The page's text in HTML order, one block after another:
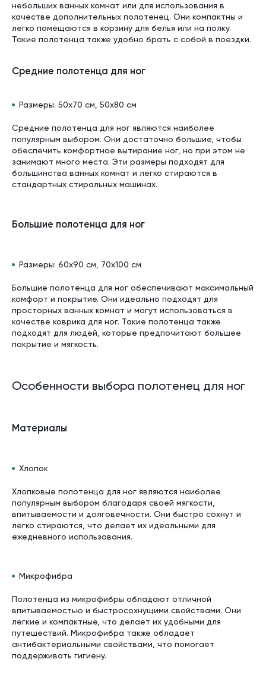
небольших ванных комнат или для использования в
качестве дополнительных полотенец. Они компактны и
легко помещаются в корзину для белья или на полку.
Такие полотенца также удобно брать с собой в поездки.
Средние полотенца для ног
Размеры: 50x70 см, 50x80 см
Средние полотенца для ног являются наиболее
популярным выбором. Они достаточно большие, чтобы
обеспечить комфортное вытирание ног, но при этом не
занимают много места. Эти размеры подходят для
большинства ванных комнат и легко стираются в
стандартных стиральных машинах.
Большие полотенца для ног
Размеры: 60x90 см, 70x100 см
Большие полотенца для ног обеспечивают максимальный
комфорт и покрытие. Они идеально подходят для
просторных ванных комнат и могут использоваться в
качестве коврика для ног. Такие полотенца также
подходят для людей, которые предпочитают большее
покрытие и мягкость.
Особенности выбора полотенец для ног
Материалы
Хлопок
Хлопковые полотенца для ног являются наиболее
популярным выбором благодаря своей мягкости,
впитываемости и долговечности. Они быстро сохнут и
легко стираются, что делает их идеальными для
ежедневного использования.
Микрофибра
Полотенца из микрофибры обладают отличной
впитываемостью и быстросохнущими свойствами. Они
легкие и компактные, что делает их удобными для
путешествий. Микрофибра также обладает
антибактериальными свойствами, что помогает
поддерживать гигиену.